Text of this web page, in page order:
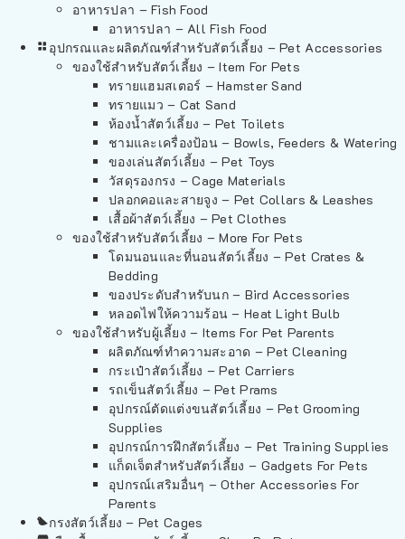
อาหารปลา – Fish Food
อาหารปลา – All Fish Food
อุปกรณและผลิตภัณฑ์สำหรับสัตว์เลี้ยง – Pet Accessories
ของใช้สำหรับสัตว์เลี้ยง – Item For Pets
ทรายแฮมสเตอร์ – Hamster Sand
ทรายแมว – Cat Sand
ห้องน้ำสัตว์เลี้ยง – Pet Toilets
ชามและเครื่องป้อน – Bowls, Feeders & Watering
ของเล่นสัตว์เลี้ยง – Pet Toys
วัสดุรองกรง – Cage Materials
ปลอกคอและสายจูง – Pet Collars & Leashes
เสื้อผ้าสัตว์เลี้ยง – Pet Clothes
ของใช้สำหรับสัตว์เลี้ยง – More For Pets
โดมนอนและที่นอนสัตว์เลี้ยง – Pet Crates &
Bedding
ของประดับสำหรับนก – Bird Accessories
หลอดไฟให้ความร้อน – Heat Light Bulb
ของใช้สำหรับผู้เลี้ยง – Items For Pet Parents
ผลิตภัณฑ์ทำความสะอาด – Pet Cleaning
กระเป๋าสัตว์เลี้ยง – Pet Carriers
รถเข็นสัตว์เลี้ยง – Pet Prams
อุปกรณ์ตัดแต่งขนสัตว์เลี้ยง – Pet Grooming
Supplies
อุปกรณ์การฝึกสัตว์เลี้ยง – Pet Training Supplies
แก็ดเจ็ตสำหรับสัตว์เลี้ยง – Gadgets For Pets
อุปกรณ์เสริมอื่นๆ – Other Accessories For
Parents
กรงสัตว์เลี้ยง – Pet Cages